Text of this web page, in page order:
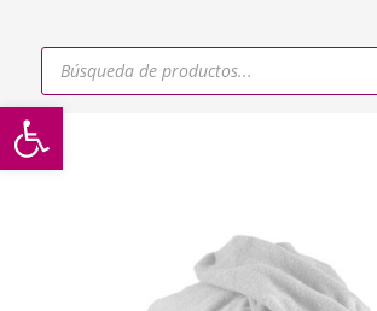
Abrir barra de herramientas
Búsqueda
productos